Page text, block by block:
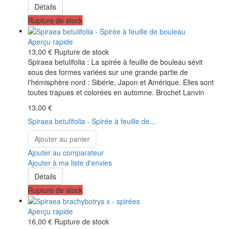
Détails
Rupture de stock
Aperçu rapide
13,00 € Rupture de stock
Spiraea betulifolia : La spirée à feuille de bouleau sévit
sous des formes variées sur une grande partie de
l'hémisphère nord : Sibérie, Japon et Amérique. Elles sont
toutes trapues et colorées en automne. Brochet Lanvin
13,00 €
Spiraea betulifolia - Spirée à feuille de...
Ajouter au panier
Ajouter au comparateur
Ajouter à ma liste d'envies
Détails
Rupture de stock
Aperçu rapide
16,00 € Rupture de stock